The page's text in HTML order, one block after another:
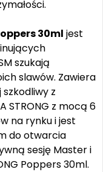
30ml jest
szukają
slawów. Zawiera
z
STRONG z mocą 6
na rynku i jest
do otwarcia
sesję Master i
Poppers 30ml.